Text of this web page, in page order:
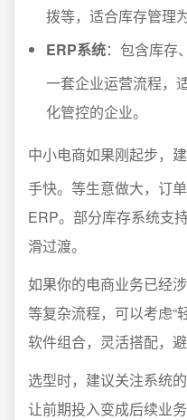
拨等，适合库存管理
ERP系统：包含库存
一套企业运营流程，
化管控的企业。
中小电商如果刚起步，
手快。等生意做大，订
ERP。部分库存系统支
滑过渡。
如果你的电商业务已经
等复杂流程，可以考虑“
软件组合，灵活搭配，
选型时，建议关注系统
让前期投入变成后续业务